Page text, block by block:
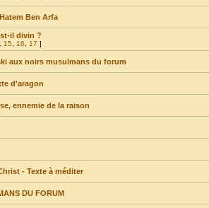
Ben Arfa
il divin ?
15 16 17 ]
aux noirs musulmans du forum
d'aragon
ennemie de la raison
- Texte à méditer
DU FORUM